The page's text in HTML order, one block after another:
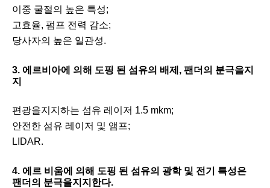
이중 굴절의 높은 특성;
고효율, 펌프 전력 감소;
당사자의 높은 일관성.
3. 에르비아에 의해 도핑 된 섬유의 배제, 팬더의 분극을지
지
편광을지지하는 섬유 레이저 1.5 mkm;
안전한 섬유 레이저 및 앰프;
LIDAR.
4. 에르 비움에 의해 도핑 된 섬유의 광학 및 전기 특성은
팬더의 분극을지지한다.